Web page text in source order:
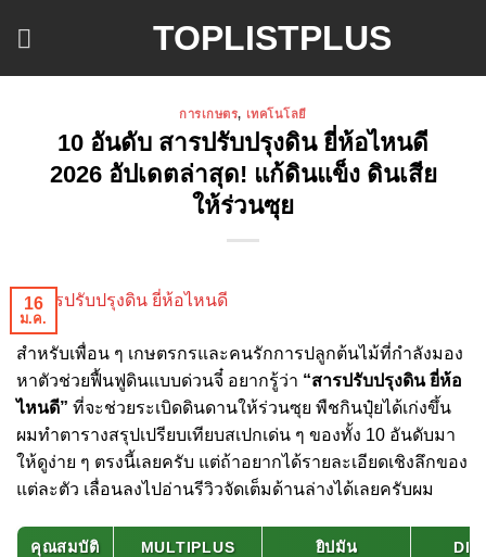
TOPLISTPLUS
การเกษตร, เทคโนโลยี
10 อันดับ สารปรับปรุงดิน ยี่ห้อไหนดี
2026 อัปเดตล่าสุด! แก้ดินแข็ง ดินเสีย
ให้ร่วนซุย
16
ม.ค.
สำหรับเพื่อน ๆ เกษตรกรและคนรักการปลูกต้นไม้ที่กำลังมอง
หาตัวช่วยฟื้นฟูดินแบบด่วนจี๋ อยากรู้ว่า “สารปรับปรุงดิน ยี่ห้อ
ไหนดี” ที่จะช่วยระเบิดดินดานให้ร่วนซุย พืชกินปุ๋ยได้เก่งขึ้น
ผมทำตารางสรุปเปรียบเทียบสเปกเด่น ๆ ของทั้ง 10 อันดับมา
ให้ดูง่าย ๆ ตรงนี้เลยครับ แต่ถ้าอยากได้รายละเอียดเชิงลึกของ
แต่ละตัว เลื่อนลงไปอ่านรีวิวจัดเต็มด้านล่างได้เลยครับผม
คุณสมบัติ MULTIPLUS ยิปมัน